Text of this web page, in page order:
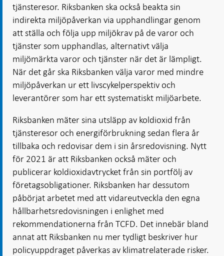
tjänsteresor. Riksbanken ska också beakta sin
indirekta miljöpåverkan via upphandlingar genom
att ställa och följa upp miljökrav på de varor och
tjänster som upphandlas, alternativt välja
miljömärkta varor och tjänster när det är lämpligt.
När det går ska Riksbanken välja varor med mindre
miljöpåverkan ur ett livscykelperspektiv och
leverantörer som har ett systematiskt miljöarbete.
Riksbanken mäter sina utsläpp av koldioxid från
tjänsteresor och energiförbrukning sedan flera år
tillbaka och redovisar dem i sin årsredovisning. Nytt
för 2021 är att Riksbanken också mäter och
publicerar koldioxidavtrycket från sin portfölj av
företagsobligationer. Riksbanken har dessutom
påbörjat arbetet med att vidareutveckla den egna
hållbarhetsredovisningen i enlighet med
rekommendationerna från TCFD. Det innebär bland
annat att Riksbanken nu mer tydligt beskriver hur
policyuppdraget påverkas av klimatrelaterade risker.